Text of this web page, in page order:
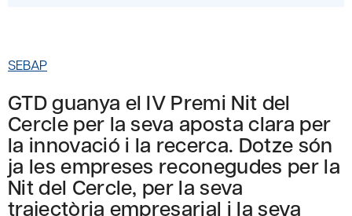
SEBAP
GTD guanya el IV Premi Nit del
Cercle per la seva aposta clara per
la innovació i la recerca. Dotze són
ja les empreses reconegudes per la
Nit del Cercle, per la seva
trajectòria empresarial i la seva